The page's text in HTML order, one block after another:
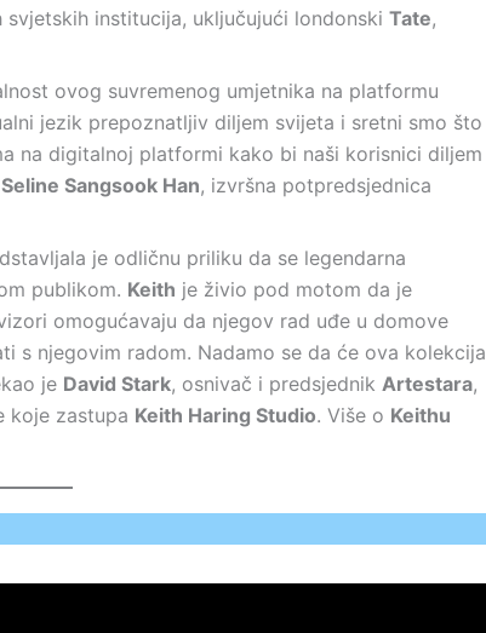
institucija, uključujući londonski Tate,
ovog suvremenog umjetnika na platformu
jezik prepoznatljiv diljem svijeta i sretni smo što
na digitalnoj platformi kako bi naši korisnici diljem
Seline Sangsook Han, izvršna potpredsjednica
je odličnu priliku da se legendarna
publikom. Keith je živio pod motom da je
omogućavaju da njegov rad uđe u domove
s njegovim radom. Nadamo se da će ova kolekcija
je David Stark, osnivač i predsjednik Artestara,
koje zastupa Keith Haring Studio. Više o Keithu